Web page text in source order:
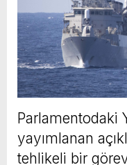
Parlamentodaki
yayımlanan
tehlikeli bir